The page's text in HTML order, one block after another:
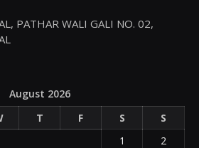
PATHAR WALI GALI NO. 02,
August 2026
T F S
S
1
2